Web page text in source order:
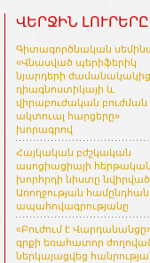
ՎԵՐՋԻՆ ԼՈՒՐԵՐԸ
Գիտագործնական
«Վնասված պերիֆերիկ
նյարդերի ժամանակակից
դիագնոստիկայի և
վիրաբուժական բուժման
ակտուալ հարցերը»
խորագրով
Հայկական բժշկական
ասոցիացիայի հերթական
խորհրդի նիստը նվիրված
Առողջության
ապահովագրությանը
«Բուժում է
գրքի եռահատոր
ներկայացվեց